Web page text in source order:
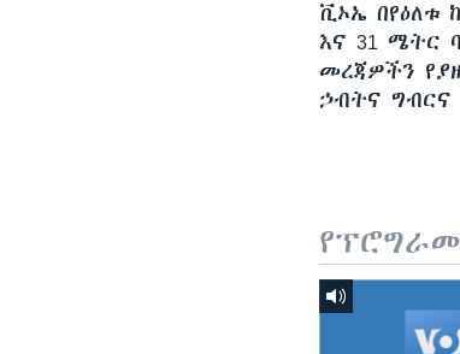
ቪኦኤ በየዕለቱ
እና 31 ሜትር
መረጃዎችን
ኃብትና ግብርና